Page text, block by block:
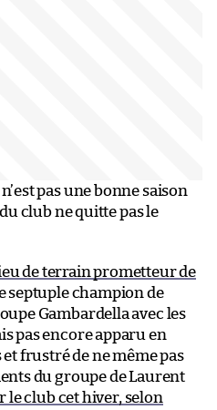
pas une bonne saison
club ne quitte pas le
de terrain prometteur de
septuple champion de
Gambardella avec les
pas encore apparu en
frustré de ne même pas
du groupe de Laurent
club cet hiver, selon